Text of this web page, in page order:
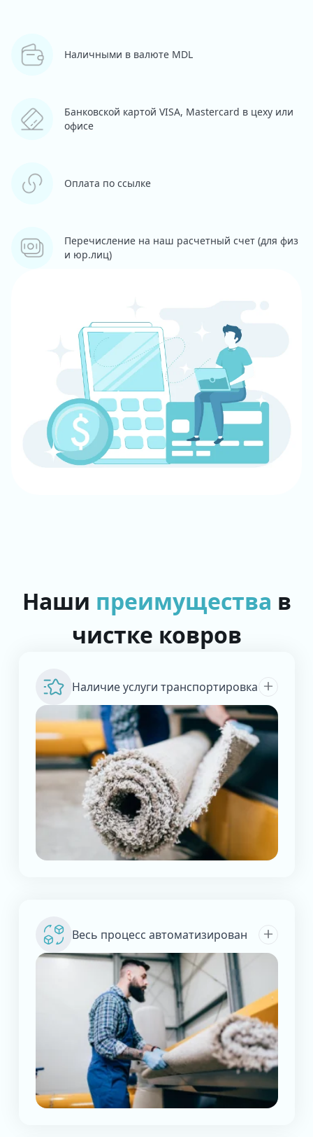
Наличными в валюте MDL
Банковской картой VISA, Mastercard в цеху или
офисе
Оплата по ссылке
Перечисление на наш расчетный счет (для физ
и юр.лиц)
Наши преимущества в
чистке ковров
Наличие услуги транспортировка
Весь процесс автоматизирован